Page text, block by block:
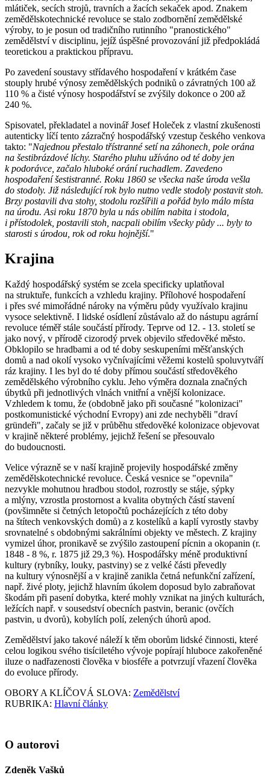
mlátiček, secích strojů, travních a žacích sekaček apod. Znakem
zemědělskotechnické revoluce se stalo zodbornění zemědělské
výroby, to je posun od tradičního rutinního "pranostického"
zemědělství v disciplinu, jejíž úspěšné provozování již předpokládá
teoretickou a praktickou přípravu.
Po zavedení soustavy střídavého hospodaření v krátkém čase
stouply hrubé výnosy zemědělských podniků o závratných 100 až
110 % a čisté výnosy hospodářství se zvýšily dokonce o 200 až
240 %.
Spisovatel, překladatel a novinář Josef Holeček z vlastní zkušenosti
autenticky líčí tento zázračný hospodářský vzestup českého venkova
takto: "Najednou přestalo třístranné setí na záhonech, pole orána
na šestibrázdové líchy. Starého pluhu užíváno od té doby jen
k podorávce, začalo hluboké orání ruchadlem. Zavedeno
hospodaření šestistranné. Roku 1860 se všecka naše úroda vešla
do stodoly. Již následující rok bylo nutno vedle stodoly postavit stoh.
Brzy postavili dva stohy, stodolu rozšířili a pořád bylo málo místa
na úrodu. Asi roku 1870 byla u nás obilím nabita i stodola,
i přístodolek, postavili stoh, nacpali obilím všecky půdy ... byly to
starosti s úrodou, rok od roku hojnější."
Krajina
Každý hospodářský systém se zcela specificky uplatňoval
na struktuře, funkcích a vzhledu krajiny. Přílohové hospodaření
i přes své mimořádné nároky na výměru půdy využívalo krajinu
vysoce selektivně. I lidské osídlení zůstávalo až do nástupu agrární
revoluce téměř stále součástí přírody. Teprve od 12. - 13. století se
jako nový, v přírodě cizorodý prvek objevilo středověké město.
Obklopilo se hradbami a od té doby seskupeními měšťanských
domů a nad okolí vysoko vyčnívajícími věžemi kostelů spoluvytváří
ráz krajiny. I les byl do té doby přímou součástí středověkého
zemědělského výrobního cyklu. Jeho výměra doznala značných
úbytků při jednotlivých vlnách vnitřní a vnější kolonizace.
Vzhledem k tomu, že (obdobně jako při současné "kolonizaci"
postkomunistické východní Evropy) ani zde nechyběli "draví
gründeři", začaly se již v průběhu středověké kolonizace objevovat
v krajině některé problémy, jejichž řešení se přesouvalo
do budoucnosti.
Velice výrazně se v naší krajině projevily hospodářské změny
zemědělskotechnické revoluce. Česká vesnice se "opevnila"
nezvykle mohutnou hradbou stodol, rozrostly se stáje, sýpky
a mlýny, vzrostla prostornost a kvalita obytných částí stavení
(povšimněte si četných letopočtů pocházejících z této doby
na štítech venkovských domů) a z kostelíků a kaplí vyrostly stavby
srovnatelné s obdobnými sakrálními objekty ve městech. Z krajiny
vymizel úhor, pronikavě se zvýšilo zastoupení pícnin a okopanin (r.
1848 - 8 %, r. 1875 již 29,3 %). Hospodářsky méně produktivní
kultury (rybníky, louky, pastviny) se z velké části převedly
na kultury výnosnější a v krajině zanikla četná nefunkční zařízení,
např. živé ploty, jejichž hlavním úkolem doposud bylo zabraňovat
škodám při pasení dobytka, které mohly vznikat na jiných kulturách,
ležících např. v sousedství obecních pastvin, beranic (ovčích
pastvin, u dvorů), kobylích polí, zelených úhorů apod.
Zemědělství jako takové náleží k těm oborům lidské činnosti, které
celou logikou svého tisíciletého vývoje popírají hluboce zakořeněné
iluze o nadřazenosti člověka v biosféře a potvrzují vřazení člověka
do evoluce přírody.
OBORY A KLÍČOVÁ SLOVA: Zemědělství
RUBRIKA: Hlavní články
O autorovi
Zdeněk Vašků